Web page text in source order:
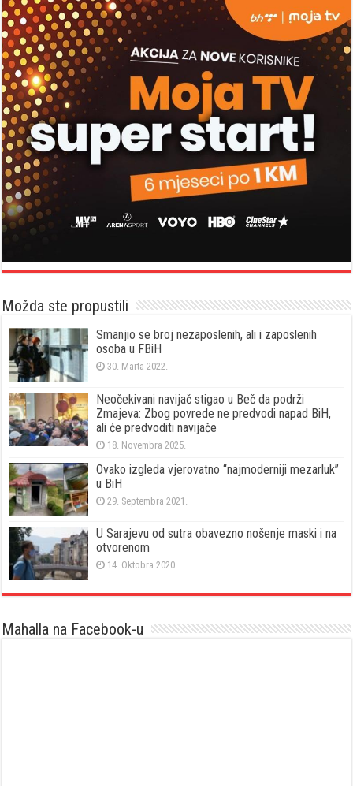
Možda ste propustili
Smanjio se broj nezaposlenih, ali i zaposlenih
osoba u FBiH
30. Marta 2022.
Neočekivani navijač stigao u Beč da podrži
Zmajeva: Zbog povrede ne predvodi napad BiH,
ali će predvoditi navijače
18. Novembra 2025.
Ovako izgleda vjerovatno “najmoderniji mezarluk”
u BiH
29. Septembra 2021.
U Sarajevu od sutra obavezno nošenje maski i na
otvorenom
14. Oktobra 2020.
Mahalla na Facebook-u